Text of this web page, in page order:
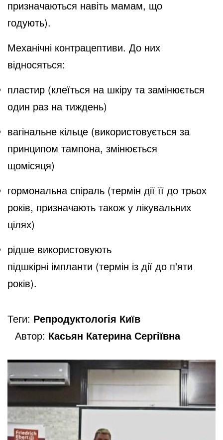
призначаються навіть мамам, що
годують).
Механічні контрацептиви. До них
відносяться:
пластир (клеїться на шкіру та замінюється
один раз на тиждень)
вагінальне кільце (використовується за
принципом тампона, змінюється
щомісяця)
гормональна спіраль (термін дії її до трьох
років, призначають також у лікувальних
цілях)
рідше використовують
підшкірні імпланти (термін із дії до п'яти
років).
Теги: Репродуктологія Київ
Автор: Касьян Катерина Сергіївна